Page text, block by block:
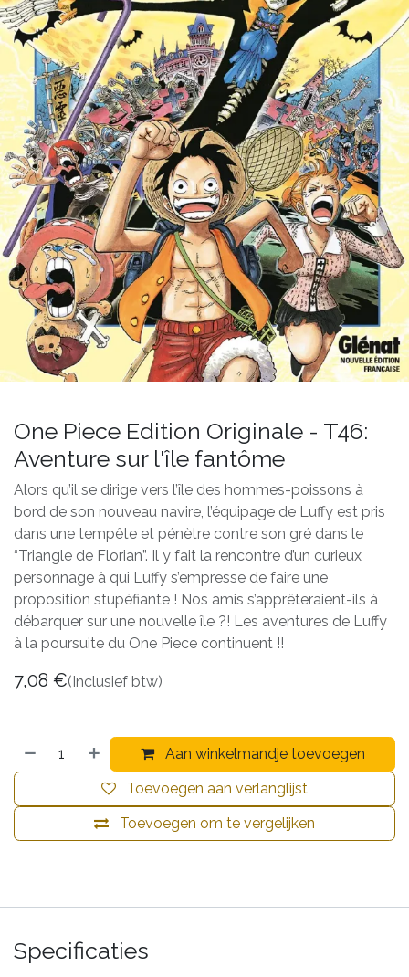
One Piece Edition Originale - T46:
Aventure sur l'île fantôme
Alors qu’il se dirige vers l’île des hommes-poissons à
bord de son nouveau navire, l’équipage de Luffy est pris
dans une tempête et pénètre contre son gré dans le
“Triangle de Florian”. Il y fait la rencontre d’un curieux
personnage à qui Luffy s’empresse de faire une
proposition stupéfiante ! Nos amis s’apprêteraient-ils à
débarquer sur une nouvelle île ?! Les aventures de Luffy
à la poursuite du One Piece continuent !!
7,08 €(Inclusief btw)
Aan winkelmandje toevoegen
Toevoegen om te vergelijken
Toevoegen aan verlanglijst
Specificaties